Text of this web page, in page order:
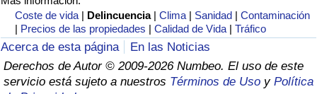
Coste de vida | Delincuencia |Clima | Sanidad |Contaminación
| Precios de las propiedades |Calidad de Vida |Tráfico
Acerca de esta página
En las Noticias
Derechos de Autor © 2009-2026 Numbeo. El uso de este
servicio está sujeto a nuestros Términos de Uso y Política